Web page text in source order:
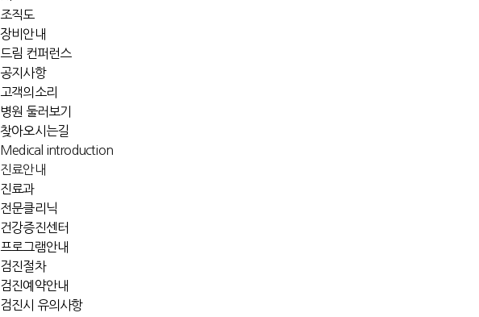
조직도
장비안내
드림 컨퍼런스
공지사항
고객의소리
병원 둘러보기
찾아오시는길
Medical introduction
진료안내
진료과
전문클리닉
건강증진센터
프로그램안내
검진절차
검진예약안내
검진시 유의사항